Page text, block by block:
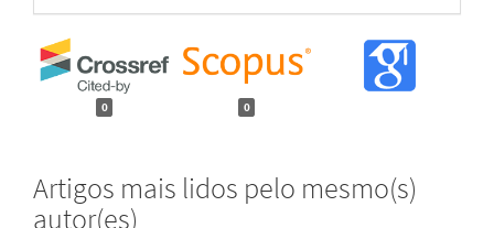
0 0
Artigos mais lidos pelo mesmo(s)
autor(es)